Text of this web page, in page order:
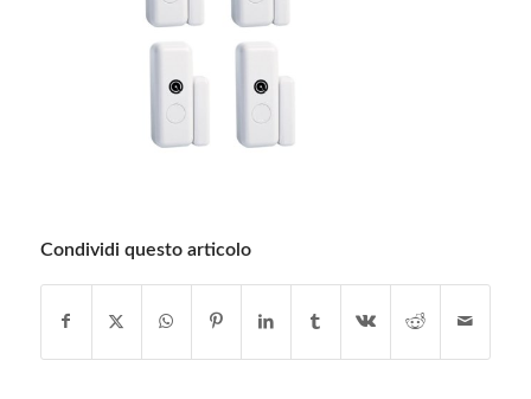
Condividi questo articolo